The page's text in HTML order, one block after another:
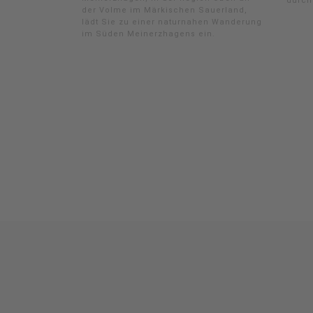
der Volme im Märkischen Sauerland,
lädt Sie zu einer naturnahen Wanderung
im Süden Meinerzhagens ein.